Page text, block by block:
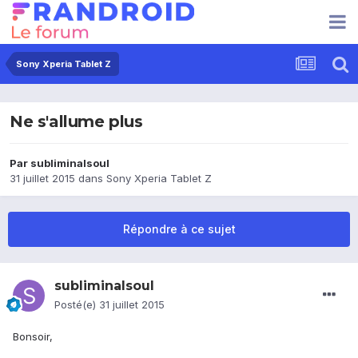
Sony Xperia Tablet Z
Ne s'allume plus
Par subliminalsoul
31 juillet 2015 dans Sony Xperia Tablet Z
Répondre à ce sujet
subliminalsoul
Posté(e) 31 juillet 2015
Bonsoir,